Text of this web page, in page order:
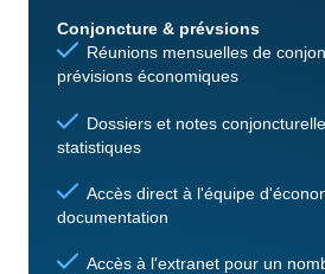
Conjoncture & prévsions
Réunions mensuelles de
prévisions économiques
Dossiers et notes
statistiques
Accès direct à l'équipe
documentation
Accès à l'extranet pour un